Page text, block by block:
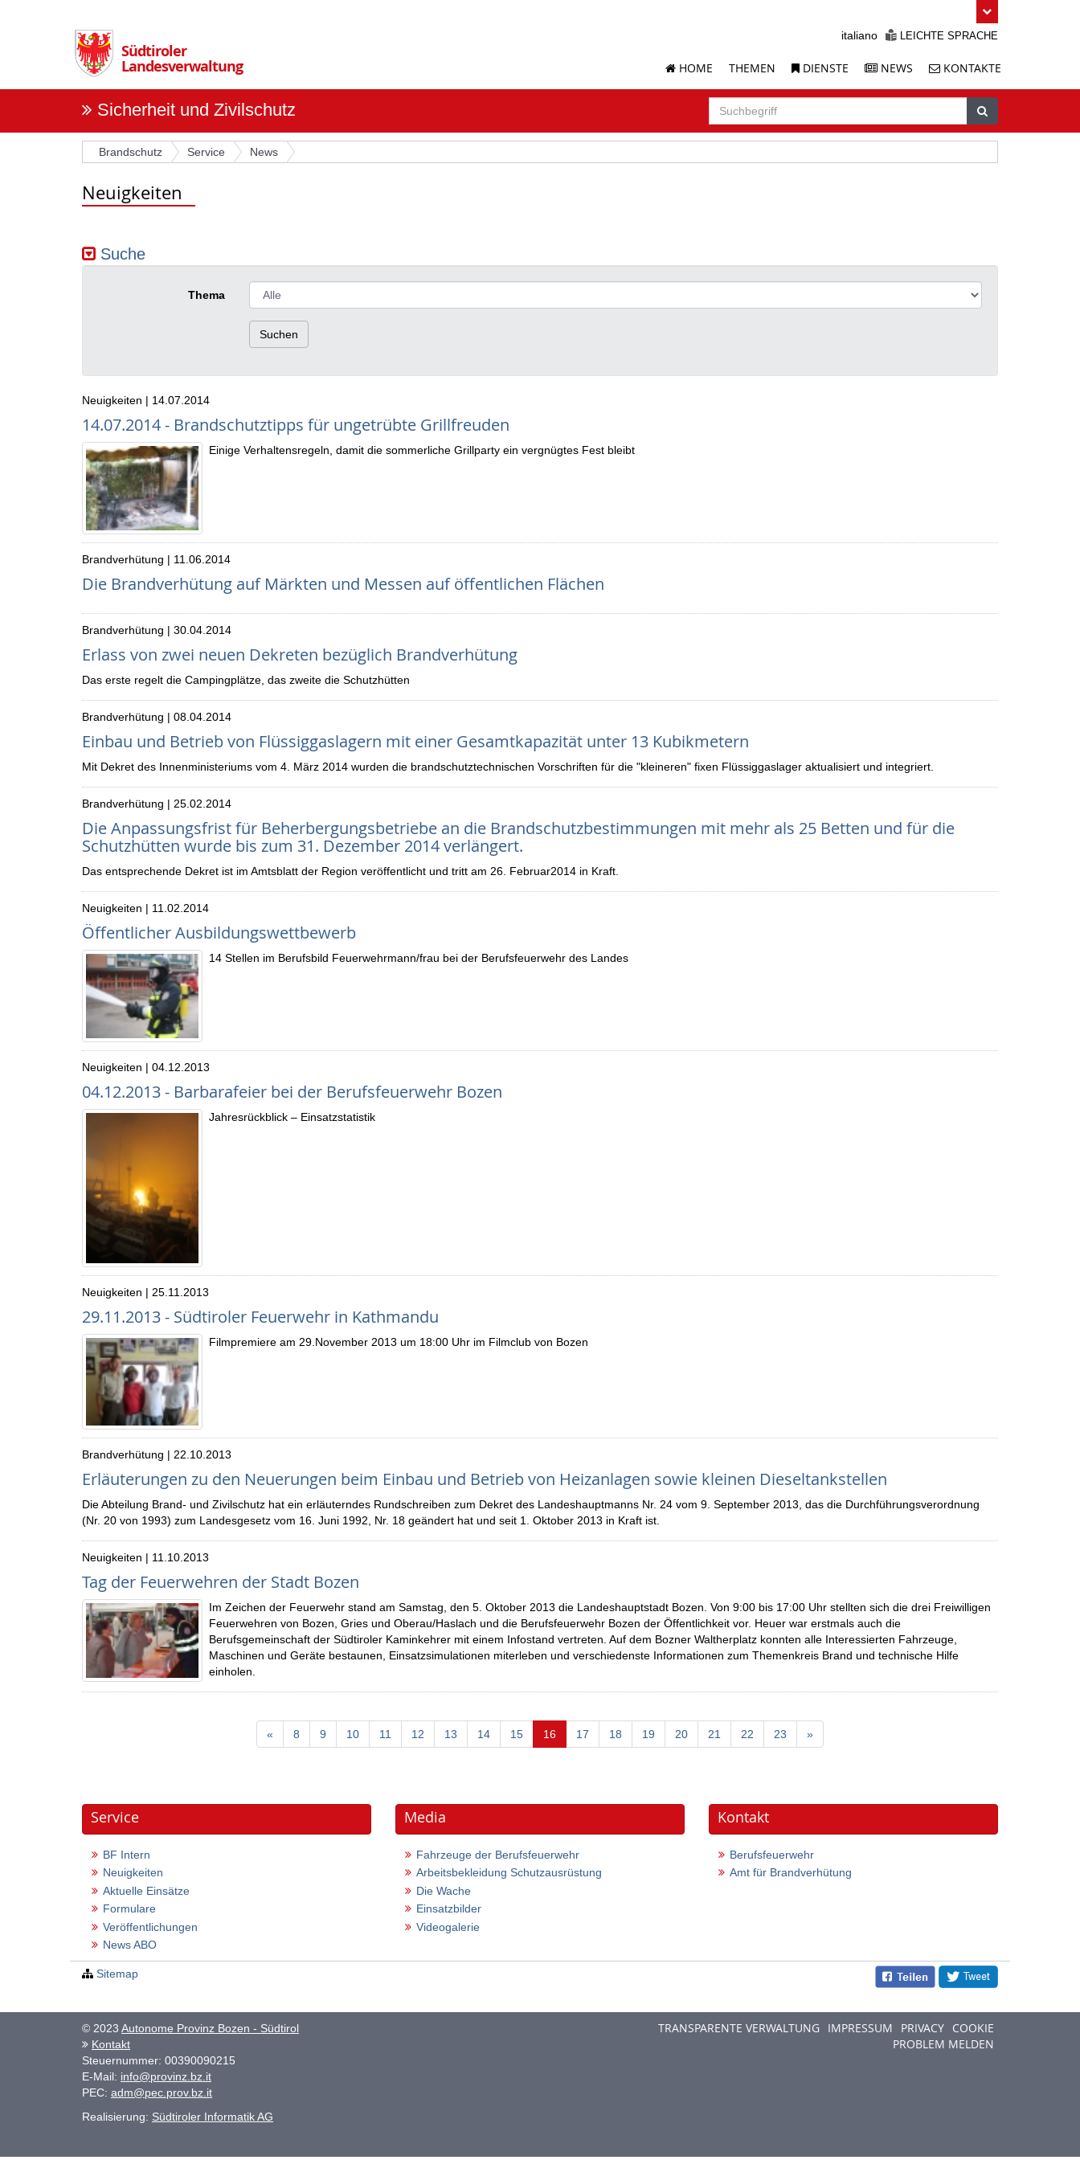
italiano LEICHTE SPRACHE
Südtiroler
Landesverwaltung HOME THEMEN DIENSTE NEWS KONTAKTE
Sicherheit und Zivilschutz Suche
Suchbegriff Suchen
Brandschutz Service News
Neuigkeiten
Suche
Thema
Suchen
Neuigkeiten | 14.07.2014
14.07.2014 - Brandschutztipps für ungetrübte Grillfreuden
Einige Verhaltensregeln, damit die sommerliche Grillparty ein vergnügtes Fest bleibt
Brandverhütung | 11.06.2014
Die Brandverhütung auf Märkten und Messen auf öffentlichen Flächen
Brandverhütung | 30.04.2014
Erlass von zwei neuen Dekreten bezüglich Brandverhütung
Das erste regelt die Campingplätze, das zweite die Schutzhütten
Brandverhütung | 08.04.2014
Einbau und Betrieb von Flüssiggaslagern mit einer Gesamtkapazität unter 13 Kubikmetern
Mit Dekret des Innenministeriums vom 4. März 2014 wurden die brandschutztechnischen Vorschriften für die "kleineren" fixen Flüssiggaslager aktualisiert und integriert.
Brandverhütung | 25.02.2014
Die Anpassungsfrist für Beherbergungsbetriebe an die Brandschutzbestimmungen mit mehr als 25 Betten und für die
Schutzhütten wurde bis zum 31. Dezember 2014 verlängert.
Das entsprechende Dekret ist im Amtsblatt der Region veröffentlicht und tritt am 26. Februar2014 in Kraft.
Neuigkeiten | 11.02.2014
Öffentlicher Ausbildungswettbewerb
14 Stellen im Berufsbild Feuerwehrmann/frau bei der Berufsfeuerwehr des Landes
Neuigkeiten | 04.12.2013
04.12.2013 - Barbarafeier bei der Berufsfeuerwehr Bozen
Jahresrückblick – Einsatzstatistik
Neuigkeiten | 25.11.2013
29.11.2013 - Südtiroler Feuerwehr in Kathmandu
Filmpremiere am 29.November 2013 um 18:00 Uhr im Filmclub von Bozen
Brandverhütung | 22.10.2013
Erläuterungen zu den Neuerungen beim Einbau und Betrieb von Heizanlagen sowie kleinen Dieseltankstellen
Die Abteilung Brand- und Zivilschutz hat ein erläuterndes Rundschreiben zum Dekret des Landeshauptmanns Nr. 24 vom 9. September 2013, das die Durchführungsverordnung
(Nr. 20 von 1993) zum Landesgesetz vom 16. Juni 1992, Nr. 18 geändert hat und seit 1. Oktober 2013 in Kraft ist.
Neuigkeiten | 11.10.2013
Tag der Feuerwehren der Stadt Bozen
Im Zeichen der Feuerwehr stand am Samstag, den 5. Oktober 2013 die Landeshauptstadt Bozen. Von 9:00 bis 17:00 Uhr stellten sich die drei Freiwilligen
Feuerwehren von Bozen, Gries und Oberau/Haslach und die Berufsfeuerwehr Bozen der Öffentlichkeit vor. Heuer war erstmals auch die
Berufsgemeinschaft der Südtiroler Kaminkehrer mit einem Infostand vertreten. Auf dem Bozner Waltherplatz konnten alle Interessierten Fahrzeuge,
Maschinen und Geräte bestaunen, Einsatzsimulationen miterleben und verschiedenste Informationen zum Themenkreis Brand und technische Hilfe
einholen.
« 8 9 10 11 12 13 14 15 16(current)
17 18 19 20 21 22 23 »
Service
BF Intern
Neuigkeiten
Aktuelle Einsätze
Formulare
Veröffentlichungen
News ABO
Media
Fahrzeuge der Berufsfeuerwehr
Arbeitsbekleidung Schutzausrüstung
Die Wache
Einsatzbilder
Videogalerie
Kontakt
Berufsfeuerwehr
Amt für Brandverhütung
Sitemap
© 2023 Autonome Provinz Bozen - Südtirol
Kontakt
Steuernummer: 00390090215
E-Mail: info@provinz.bz.it
PEC: adm@pec.prov.bz.it
Realisierung: Südtiroler Informatik AG
TRANSPARENTE VERWALTUNG IMPRESSUM PRIVACY COOKIE
PROBLEM MELDEN